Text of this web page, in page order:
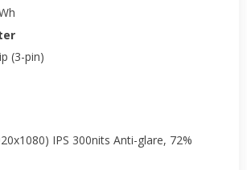
(3-pin)
IPS 300nits Anti-glare, 72%